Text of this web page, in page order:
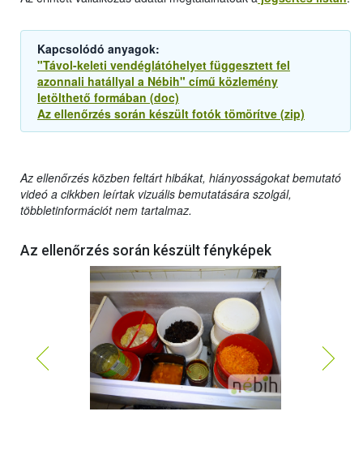
Kapcsolódó anyagok:
"Távol-keleti vendéglátóhelyet függesztett fel
azonnali hatállyal a Nébih" című közlemény
letölthető formában (doc)
Az ellenőrzés során készült fotók tömörítve (zip)
Az ellenőrzés közben feltárt hibákat, hiányosságokat bemutató
videó a cikkben leírtak vizuális bemutatására szolgál,
többletinformációt nem tartalmaz.
Az ellenőrzés során készült fényképek